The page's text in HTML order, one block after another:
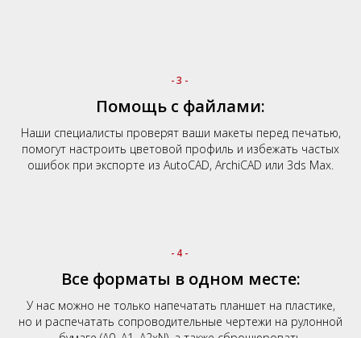
-3-
Помощь с файлами:
Наши специалисты проверят ваши макеты перед печатью,
помогут настроить цветовой профиль и избежать частых
ошибок при экспорте из AutoCAD, ArchiCAD или 3ds Max.
-4-
Все форматы в одном месте:
У нас можно не только напечатать планшет на пластике,
но и распечатать сопроводительные чертежи на рулонной